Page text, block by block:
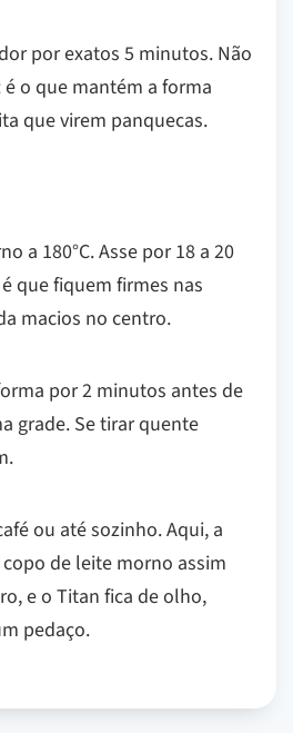
por exatos 5 minutos. Não
é o que mantém a forma
que virem panquecas.
a 180°C. Asse por 18 a 20
que fiquem firmes nas
macios no centro.
por 2 minutos antes de
grade. Se tirar quente
ou até sozinho. Aqui, a
de leite morno assim
e o Titan fica de olho,
pedaço.